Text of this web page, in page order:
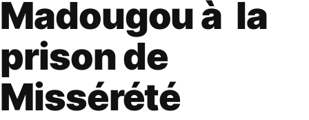
Madougou à la
prison de
Missérété